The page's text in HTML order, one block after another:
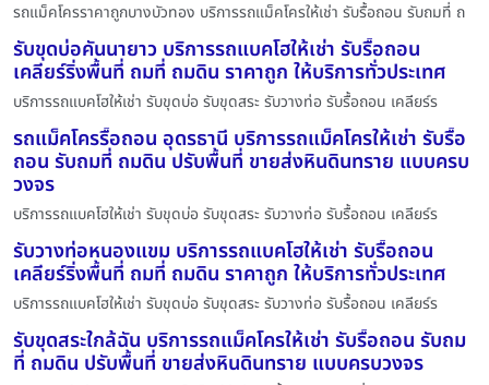
รถแม็คโครราคาถูกบางบัวทอง บริการรถแม็คโครให้เช่า รับรื้อถอน รับถมที่ ถ
รับขุดบ่อคันนายาว บริการรถแบคโฮให้เช่า รับรื้อถอน
เคลียร์ริ่งพื้นที่ ถมที่ ถมดิน ราคาถูก ให้บริการทั่วประเทศ
บริการรถแบคโฮให้เช่า รับขุดบ่อ รับขุดสระ รับวางท่อ รับรื้อถอน เคลียร์ร
รถแม็คโครรื้อถอน อุดรธานี บริการรถแม็คโครให้เช่า รับรื้อ
ถอน รับถมที่ ถมดิน ปรับพื้นที่ ขายส่งหินดินทราย แบบครบ
วงจร
บริการรถแบคโฮให้เช่า รับขุดบ่อ รับขุดสระ รับวางท่อ รับรื้อถอน เคลียร์ร
รับวางท่อหนองแขม บริการรถแบคโฮให้เช่า รับรื้อถอน
เคลียร์ริ่งพื้นที่ ถมที่ ถมดิน ราคาถูก ให้บริการทั่วประเทศ
บริการรถแบคโฮให้เช่า รับขุดบ่อ รับขุดสระ รับวางท่อ รับรื้อถอน เคลียร์ร
รับขุดสระใกล้ฉัน บริการรถแม็คโครให้เช่า รับรื้อถอน รับถม
ที่ ถมดิน ปรับพื้นที่ ขายส่งหินดินทราย แบบครบวงจร